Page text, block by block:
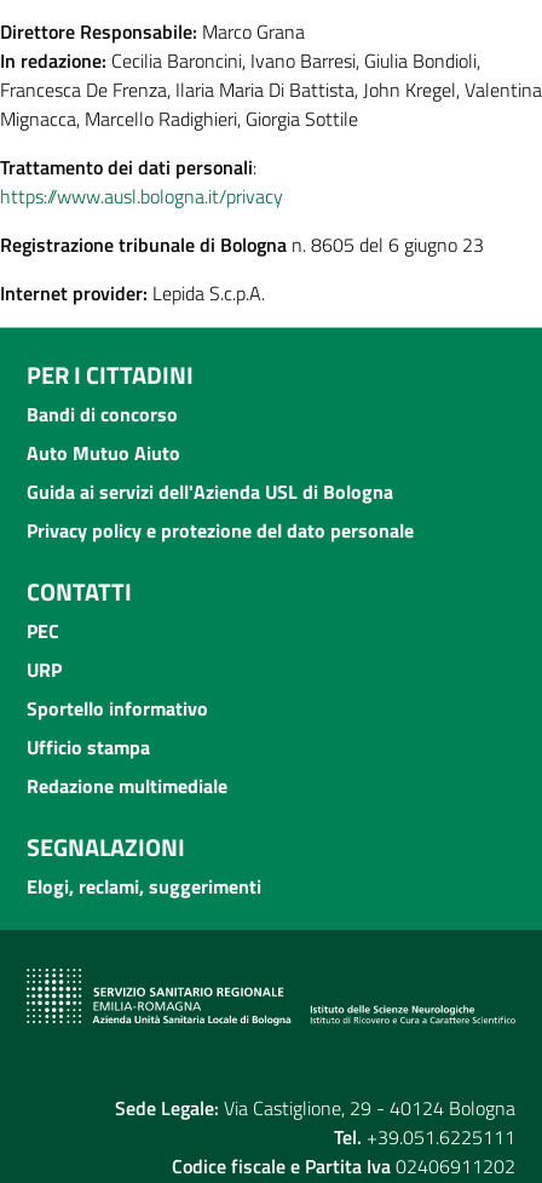
Direttore Responsabile: Marco Grana
In redazione: Cecilia Baroncini, Ivano Barresi, Giulia Bondioli,
Francesca De Frenza, Ilaria Maria Di Battista, John Kregel, Valentina
Mignacca, Marcello Radighieri, Giorgia Sottile
Trattamento dei dati personali:
https://www.ausl.bologna.it/privacy
Registrazione tribunale di Bologna n. 8605 del 6 giugno 23
Internet provider: Lepida S.c.p.A.
PER I CITTADINI
Bandi di concorso
Auto Mutuo Aiuto
Guida ai servizi dell'Azienda USL di Bologna
Privacy policy e protezione del dato personale
CONTATTI
PEC
URP
Sportello informativo
Ufficio stampa
Redazione multimediale
SEGNALAZIONI
Elogi, reclami, suggerimenti
Sede Legale: Via Castiglione, 29 - 40124 Bologna
Tel. +39.051.6225111
Codice fiscale e Partita Iva02406911202